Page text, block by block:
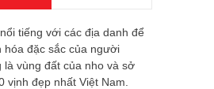
tiếng với các địa danh để
hóa đặc sắc của người
là vùng đất của nho và sở
vịnh đẹp nhất Việt Nam.